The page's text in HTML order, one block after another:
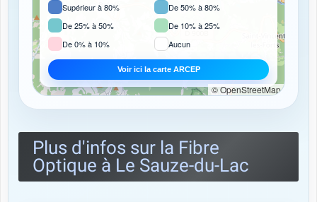
Supérieur à 80%
De 50% à 80%
De 25% à 50%
De 10% à 25%
De 0% à 10%
Aucun
Voir ici la carte ARCEP
© OpenStreetMap
Plus d'infos sur la Fibre
Optique à Le Sauze-du-Lac